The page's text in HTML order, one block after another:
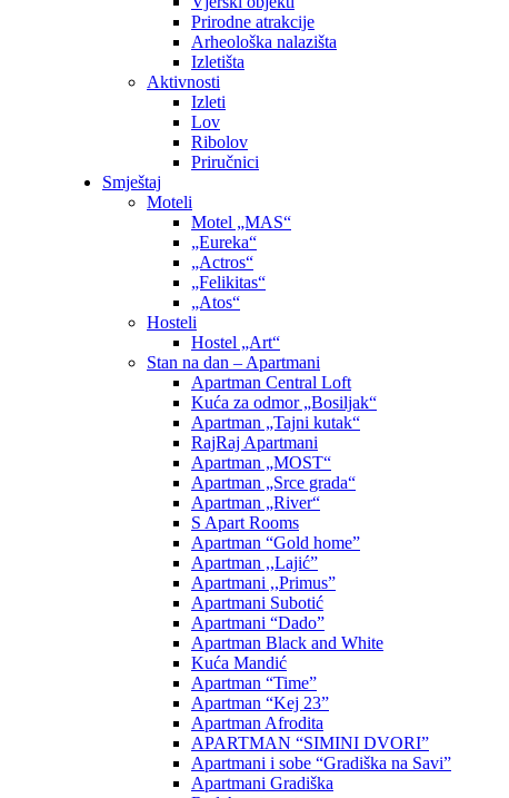
Prirodne atrakcije
Arheološka nalazišta
Izletišta
Aktivnosti
Izleti
Lov
Ribolov
Priručnici
Smještaj
Moteli
Motel „MAS“
„Eureka“
„Actros“
„Felikitas“
„Atos“
Hosteli
Hostel „Art“
Stan na dan – Apartmani
Apartman Central Loft
Kuća za odmor „Bosiljak“
Apartman „Tajni kutak“
RajRaj Apartmani
Apartman „MOST“
Apartman „Srce grada“
Apartman „River“
S Apart Rooms
Apartman “Gold home”
Apartman ,,Lajić”
Apartmani ,,Primus”
Apartmani Subotić
Apartmani “Dado”
Apartman Black and White
Kuća Mandić
Apartman “Time”
Apartman “Kej 23”
Apartman Afrodita
APARTMAN “SIMINI DVORI”
Apartmani i sobe “Gradiška na Savi”
Apartmani Gradiška